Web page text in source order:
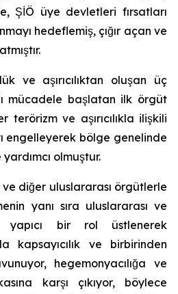
ŞİÖ üye devletleri fırsatları
hedeflemiş, çığır açan ve
ve aşırıcılıktan oluşan üç
mücadele başlatan ilk örgüt
terörizm ve aşırıcılıkla ilişkili
engelleyerek bölge genelinde
olmuştur.
diğer uluslararası örgütlerle
yanı sıra uluslararası ve
yapıcı bir rol üstlenerek
kapsayıcılık ve birbirinden
hegemonyacılığa ve
karşı çıkıyor, böylece